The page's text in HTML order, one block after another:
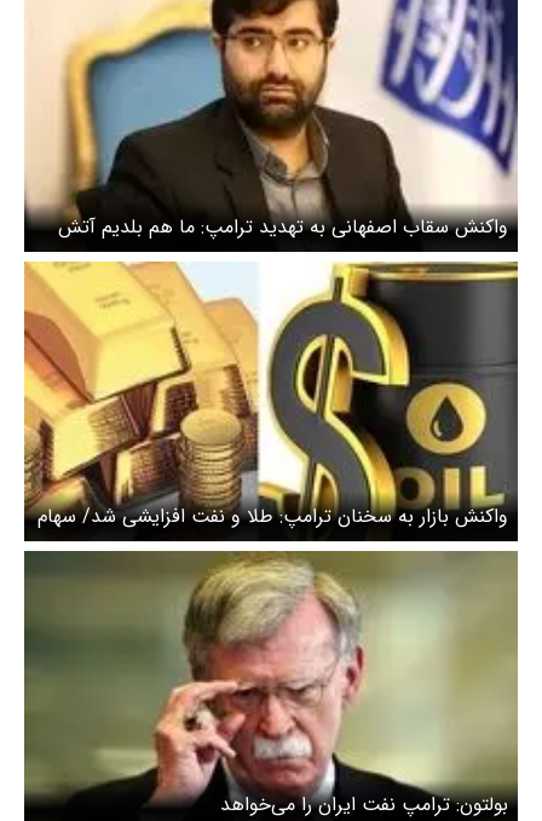
واکنش سقاب اصفهانی به تهدید ترامپ: ما هم بلدیم آتش
بزنیم تو خاموش کردنش رو بلدی؟
واکنش بازار به سخنان ترامپ: طلا و نفت افزایشی شد/ سهام
و رمزارز سقوط کرد
بولتون: ترامپ نفت ایران را می‌خواهد